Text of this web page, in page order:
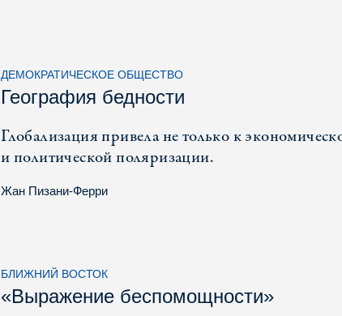
ДЕМОКРАТИЧЕСКОЕ ОБЩЕСТВО
География бедности
Глобализация привела не только к
и политической поляризации.
Жан Пизани-Ферри
БЛИЖНИЙ ВОСТОК
«Выражение беспомощности»